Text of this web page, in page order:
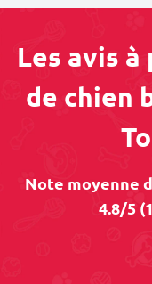
Les avis
de chien
Note moyenne
4.8/5